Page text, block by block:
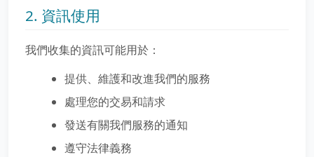
2. 資訊使用
我們收集的資訊可能用於：
提供、維護和改進我們的服務
處理您的交易和請求
發送有關我們服務的通知
遵守法律義務